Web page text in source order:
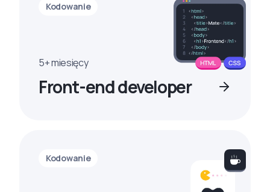
Kodowanie
5+ miesięcy
Front-end developer
Kodowanie